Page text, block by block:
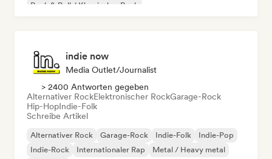
Rock & Roll / Klassischer Rock
indie now
Media Outlet/Journalist
> 2400 Antworten gegeben
Alternativer RockElektronischer RockGarage-Rock
Hip-HopIndie-Folk
Schreibe Artikel
Alternativer Rock Garage-Rock Indie-Folk
Indie-Pop
Indie-Rock
Internationaler Rap
Metal / Heavy metal